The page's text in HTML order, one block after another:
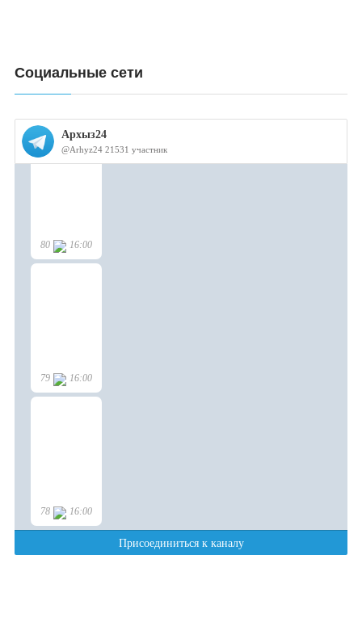
Социальные сети